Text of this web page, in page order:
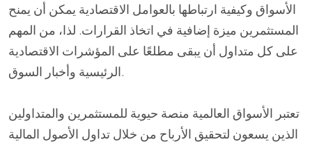
الأسواق وكيفية ارتباطها بالعوامل الاقتصادية يمكن أن يمنح
المستثمرين ميزة إضافية في اتخاذ القرارات. لذا، من المهم
على كل متداول أن يبقى مطلعًا على المؤشرات الاقتصادية
الرئيسية وأخبار السوق.
تعتبر الأسواق العالمية منصة حيوية للمستثمرين والمتداولين
الذين يسعون لتحقيق الأرباح من خلال تداول الأصول المالية